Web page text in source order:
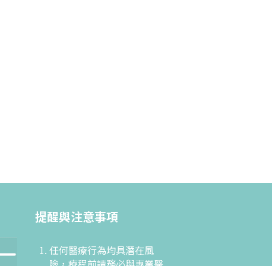
提醒與注意事項
任何醫療行為均具潛在風